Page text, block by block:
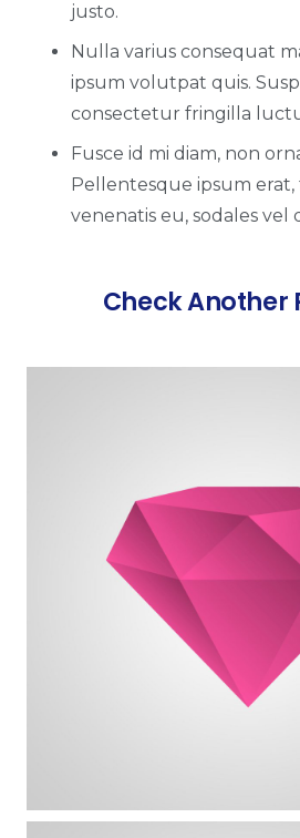
justo.
Nulla varius consequat
ipsum volutpat quis.
consectetur fringilla
Fusce id mi diam, non
Pellentesque ipsum erat,
venenatis eu, sodales vel
Check Another